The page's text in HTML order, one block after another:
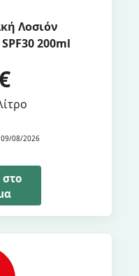
Λοσιόν
200ml
09/08/2026
στο